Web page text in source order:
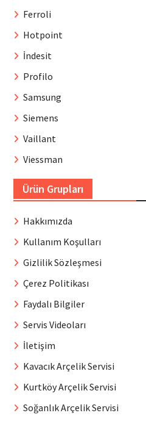
Ferroli
Hotpoint
İndesit
Profilo
Samsung
Siemens
Vaillant
Viessman
Ürün Grupları
Hakkımızda
Kullanım Koşulları
Gizlilik Sözleşmesi
Çerez Politikası
Faydalı Bilgiler
Servis Videoları
İletişim
Kavacık Arçelik Servisi
Kurtköy Arçelik Servisi
Soğanlık Arçelik Servisi